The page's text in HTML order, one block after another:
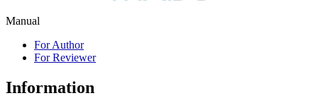
Manual
For Author
For Reviewer
Information